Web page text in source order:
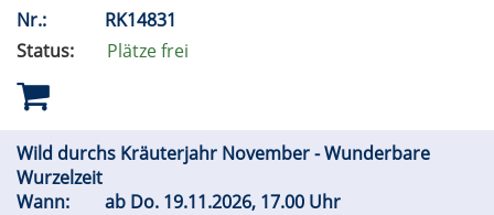
Nr.:
RK14831
Status:
Plätze frei
Wild durchs Kräuterjahr November - Wunderbare
Wurzelzeit
Wann:
ab Do. 19.11.2026, 17.00 Uhr